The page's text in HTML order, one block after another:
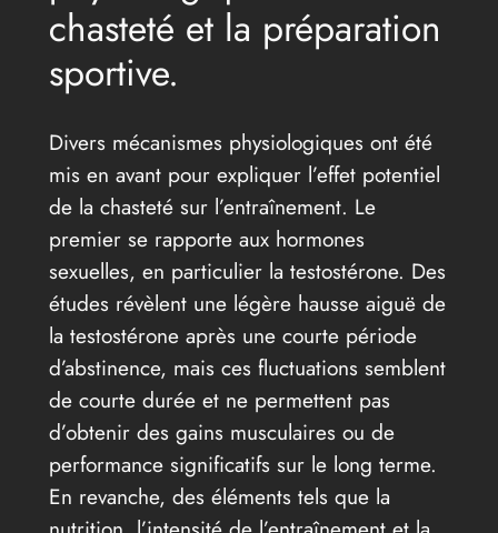
chasteté et la préparation
sportive.
Divers mécanismes physiologiques ont été
mis en avant pour expliquer l’effet potentiel
de la chasteté sur l’entraînement. Le
premier se rapporte aux hormones
sexuelles, en particulier la testostérone. Des
études révèlent une légère hausse aiguë de
la testostérone après une courte période
d’abstinence, mais ces fluctuations semblent
de courte durée et ne permettent pas
d’obtenir des gains musculaires ou de
performance significatifs sur le long terme.
En revanche, des éléments tels que la